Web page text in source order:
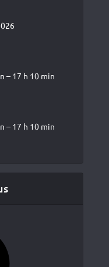
– 17 h 10 min
– 17 h 10 min